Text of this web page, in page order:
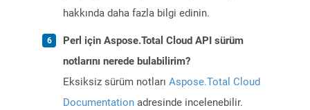
hakkında daha fazla bilgi edinin.
Perl için Aspose.Total Cloud API sürüm
notlarını nerede bulabilirim?
Eksiksiz sürüm notları Aspose.Total Cloud
Documentation adresinde incelenebilir.